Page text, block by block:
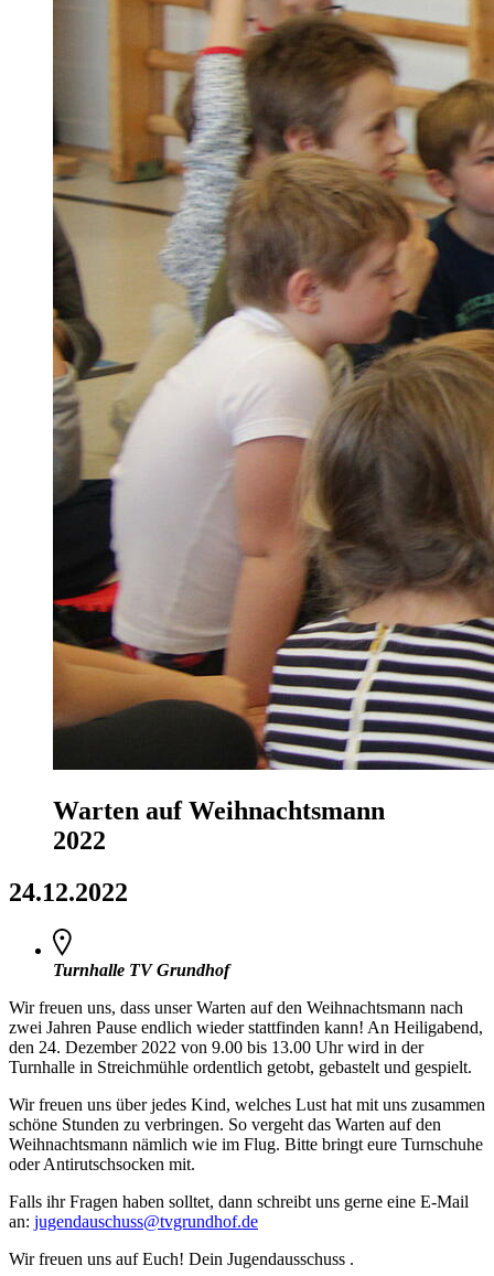
Warten auf Weihnachtsmann
2022
24.12.2022
Turnhalle TV Grundhof
Wir freuen uns, dass unser Warten auf den Weihnachtsmann nach
zwei Jahren Pause endlich wieder stattfinden kann! An Heiligabend,
den 24. Dezember 2022 von 9.00 bis 13.00 Uhr wird in der
Turnhalle in Streichmühle ordentlich getobt, gebastelt und gespielt.
Wir freuen uns über jedes Kind, welches Lust hat mit uns zusammen
schöne Stunden zu verbringen. So vergeht das Warten auf den
Weihnachtsmann nämlich wie im Flug. Bitte bringt eure Turnschuhe
oder Antirutschsocken mit.
Falls ihr Fragen haben solltet, dann schreibt uns gerne eine E-Mail
an: jugendauschuss@tvgrundhof.de
Wir freuen uns auf Euch! Dein Jugendausschuss .